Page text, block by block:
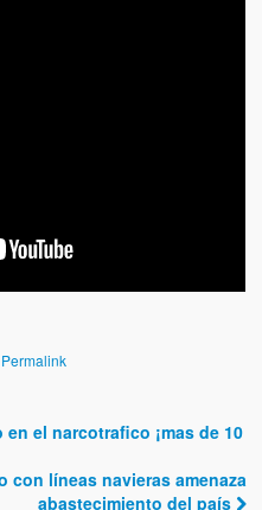
Permalink
el narcotrafico ¡mas de 10
con líneas navieras amenaza
abastecimiento del país